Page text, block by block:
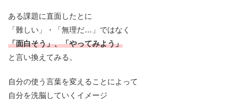
ある課題に直面したとに
「難しい」・「無理だ…」ではなく
「面白そう」、「やってみよう」
と言い換えてみる。
自分の使う言葉を変えることによって
自分を洗脳していくイメージ